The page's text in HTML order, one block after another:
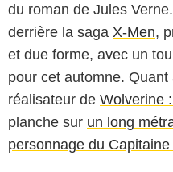
du roman de Jules Verne.
derrière la saga X-Men,
et due forme, avec un
pour cet automne. Quant
réalisateur de Wolverine
planche sur un long
personnage du